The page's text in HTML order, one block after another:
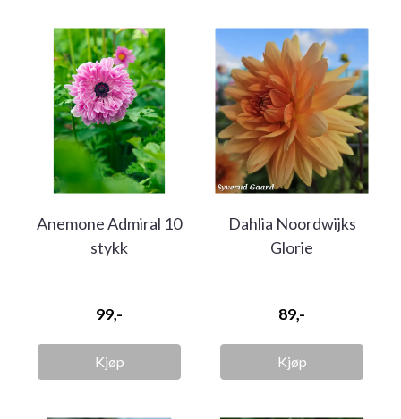
Anemone Admiral 10
stykk
99,-
Kjøp
Dahlia Noordwijks
Glorie
89,-
Kjøp